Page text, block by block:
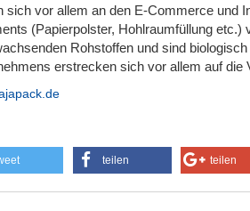
sich vor allem an den E-Commerce und
(Papierpolster, Hohlraumfüllung etc.)
Rohstoffen und sind
erstrecken sich vor allem auf die
teilen teilen